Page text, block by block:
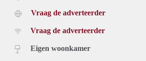
Vraag de adverteerder
Vraag de adverteerder
Eigen woonkamer